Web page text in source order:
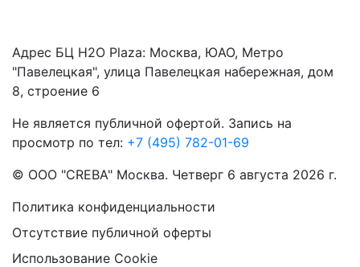
Адрес БЦ H2O Plaza: Москва, ЮАО, Метро
"Павелецкая", улица Павелецкая набережная, дом
8, строение 6
Не является публичной офертой. Запись на
просмотр по тел: +7 (495) 782-01-69
© ООО "CREBA" Москва. Четверг 6 августа 2026 г.
Политика конфиденциальности
Отсутствие публичной оферты
Использование Cookie